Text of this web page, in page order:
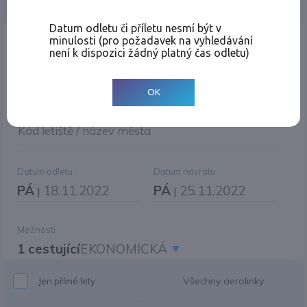
Místo odletu
Kód letiště / název města
Datum odletu
PÁ | 18.11.2022
Datum návratu
PÁ | 25.11.2022
Možnosti
1 cestujícíEKONOMICKÁ
Jen přímé lety Všechny aerolinky
Datum odletu či příletu nesmí být v
minulosti (pro požadavek na vyhledávání
není k dispozici žádný platný čas odletu)
OK